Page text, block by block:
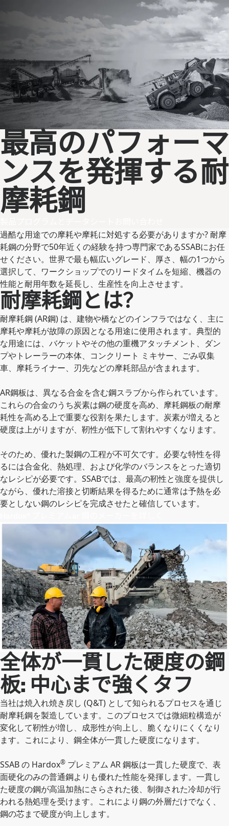
最高のパフォーマ
ンスを発揮する耐
摩耗鋼
過酷な用途での摩耗や摩耗に対処する必要がありますか? 耐摩
耗鋼の分野で50年近くの経験を持つ専門家であるSSABにお任
せください。世界で最も幅広いグレード、厚さ、幅の1つから
選択して、ワークショップでのリードタイムを短縮、機器の
性能と耐用年数を延長し、生産性を向上させます。
耐摩耗鋼とは？
耐摩耗鋼 (AR鋼) は、建物や橋などのインフラではなく、主に
摩耗や摩耗が故障の原因となる用途に使用されます。典型的
な用途には、バケットやその他の重機アタッチメント、ダン
プやトレーラーの本体、コンクリート ミキサー、ごみ収集
車、摩耗ライナー、刃先などの摩耗部品が含まれます。
AR鋼板は、異なる合金を含む鋼スラブから作られています。
これらの合金のうち炭素は鋼の硬度を高め、摩耗鋼板の耐摩
耗性を高める上で重要な役割を果たします。炭素が増えると
硬度は上がりますが、靭性が低下して割れやすくなります。
そのため、優れた製鋼の工程が不可欠です。必要な特性を得
るには合金化、熱処理、および化学のバランスをとった適切
なレシピが必要です。SSABでは、最高の靭性と強度を提供し
ながら、優れた溶接と切断結果を得るために通常は予熱を必
要としない鋼のレシピを完成させたと確信しています。
全体が一貫した硬度の鋼
板: 中心まで強くタフ
当社は焼入れ焼き戻し (Q&T) として知られるプロセスを通じ
耐摩耗鋼を製造しています。このプロセスでは微細粒構造が
変化して靭性が増し、成形性が向上し、脆くなりにくくなり
ます。これにより、鋼全体が一貫した硬度になります。
SSAB の Hardox® プレミアム AR 鋼板は一貫した硬度で、表
面硬化のみの普通鋼よりも優れた性能を発揮します。一貫し
た硬度の鋼が高温加熱にさらされた後、制御された冷却が行
われる熱処理を受けます。これにより鋼の外層だけでなく、
鋼の芯まで硬度が向上します。